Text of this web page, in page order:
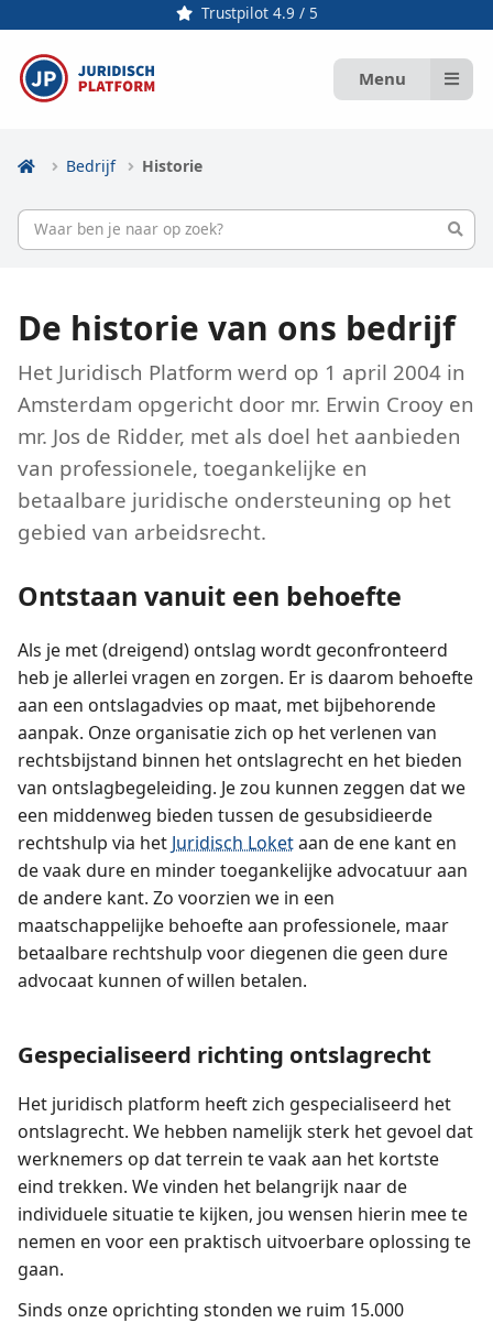
Trustpilot 4.9 / 5
Menu
Bedrijf Historie
De historie van ons bedrijf
Het Juridisch Platform werd op 1 april 2004 in
Amsterdam opgericht door mr. Erwin Crooy en
mr. Jos de Ridder, met als doel het aanbieden
van professionele, toegankelijke en
betaalbare juridische ondersteuning op het
gebied van arbeidsrecht.
Ontstaan vanuit een behoefte
Als je met (dreigend) ontslag wordt geconfronteerd
heb je allerlei vragen en zorgen. Er is daarom behoefte
aan een ontslagadvies op maat, met bijbehorende
aanpak. Onze organisatie zich op het verlenen van
rechtsbijstand binnen het ontslagrecht en het bieden
van ontslagbegeleiding. Je zou kunnen zeggen dat we
een middenweg bieden tussen de gesubsidieerde
rechtshulp via het Juridisch Loketaan de ene kant en
de vaak dure en minder toegankelijke advocatuur aan
de andere kant. Zo voorzien we in een
maatschappelijke behoefte aan professionele, maar
betaalbare rechtshulp voor diegenen die geen dure
advocaat kunnen of willen betalen.
Gespecialiseerd richting ontslagrecht
Het juridisch platform heeft zich gespecialiseerd het
ontslagrecht. We hebben namelijk sterk het gevoel dat
werknemers op dat terrein te vaak aan het kortste
eind trekken. We vinden het belangrijk naar de
individuele situatie te kijken, jou wensen hierin mee te
nemen en voor een praktisch uitvoerbare oplossing te
gaan.
Sinds onze oprichting stonden we ruim 15.000